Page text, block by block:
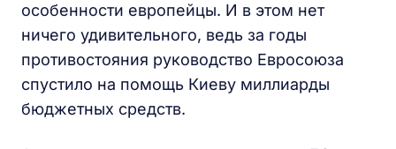
особенности европейцы. И в этом нет
ничего удивительного, ведь за годы
противостояния руководство Евросоюза
спустило на помощь Киеву миллиарды
бюджетных средств.